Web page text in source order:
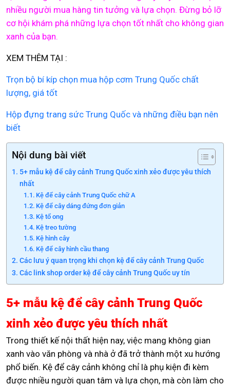
nhiều người mua hàng tin tưởng và lựa chọn. Đừng bỏ lỡ
cơ hội khám phá những lựa chọn tốt nhất cho không gian
xanh của bạn.
XEM THÊM TẠI :
Trọn bộ bí kíp chọn mua hộp cơm Trung Quốc chất
lượng, giá tốt
Hộp đựng trang sức Trung Quốc và những điều bạn nên
biết
Nội dung bài viết
5+ mẫu kệ để cây cảnh Trung Quốc xinh xẻo được yêu thích
nhất
Kệ để cây cảnh Trung Quốc chữ A
Kệ để cây dáng đứng đơn giản
Kệ tổ ong
Kệ treo tường
Kệ hình cây
Kệ để cây hình cầu thang
Các lưu ý quan trọng khi chọn kệ để cây cảnh Trung Quốc
Các link shop order kệ để cây cảnh Trung Quốc uy tín
5+ mẫu kệ để cây cảnh Trung Quốc
xinh xẻo được yêu thích nhất
Trong thiết kế nội thất hiện nay, việc mang không gian
xanh vào văn phòng và nhà ở đã trở thành một xu hướng
phổ biến. Kệ để cây cảnh không chỉ là phụ kiện đi kèm
được nhiều người quan tâm và lựa chọn, mà còn làm cho